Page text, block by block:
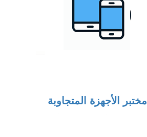
مختبر الأجهزة المتجاوبة